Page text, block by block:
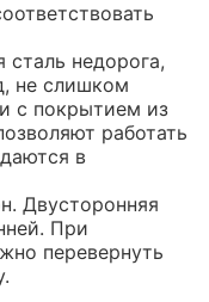
недорога,
не слишком
с покрытием из
работать
в
Двусторонняя
При
перевернуть